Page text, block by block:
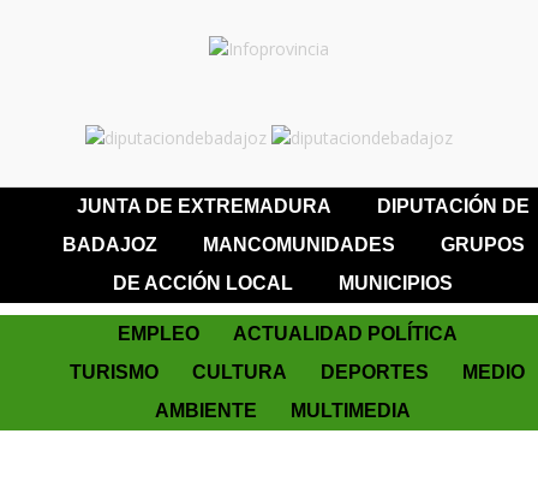
JUNTA DE EXTREMADURA
DIPUTACIÓN DE
BADAJOZ
MANCOMUNIDADES
GRUPOS
DE ACCIÓN LOCAL
MUNICIPIOS
EMPLEO
ACTUALIDAD POLÍTICA
TURISMO
CULTURA DEPORTES
MEDIO
AMBIENTE
MULTIMEDIA